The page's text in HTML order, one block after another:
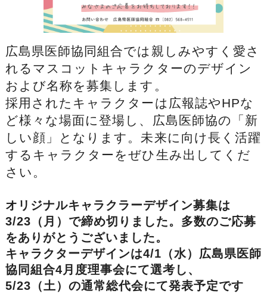
広島県医師協同組合では親しみやすく愛さ
れるマスコットキャラクターのデザイン
および名称を募集します。
採用されたキャラクターは広報誌やHPな
ど様々な場面に登場し、広島医師協の「新
しい顔」となります。未来に向け長く活躍
するキャラクターをぜひ生み出してくだ
さい。
オリジナルキャラクラーデザイン募集は
3/23（月）で締め切りました。多数のご応募
をありがとうございました。
キャラクターデザインは4/1（水）広島県医師
協同組合4月度理事会にて選考し、
5/23（土）の通常総代会にて発表予定です